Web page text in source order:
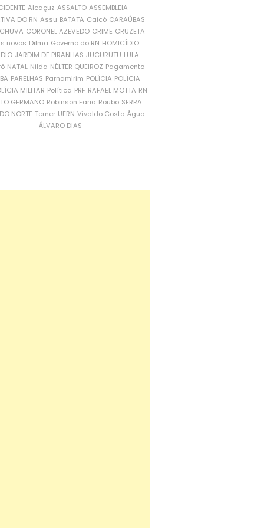
Alcaçuz ASSALTO ASSEMBLEIA
DO RN Assu BATATA Caicó CARAÚBAS
CORONEL AZEVEDO CRIME CRUZETA
novos Dilma Governo do RN HOMICÍDIO
JARDIM DE PIRANHAS JUCURUTU LULA
NATAL Nilda NÉLTER QUEIROZ Pagamento
PARELHAS Parnamirim POLÍCIA POLÍCIA
MILITAR Política PRF RAFAEL MOTTA RN
GERMANO Robinson Faria Roubo SERRA
NORTE Temer UFRN Vivaldo Costa Água
ÁLVARO DIAS